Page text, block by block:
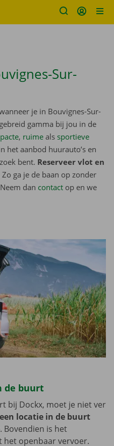
Sur-
je in Bouvignes-Sur-
gamma bij jou in de
, ruime als sportieve
het aanbod huurauto’s en
bent. Reserveer vlot en
Zo ga je de baan op zonder
dan contact op en we
de buurt
bij Dockx, moet je niet ver
locatie in de buurt
. Bovendien is het
het openbaar vervoer.